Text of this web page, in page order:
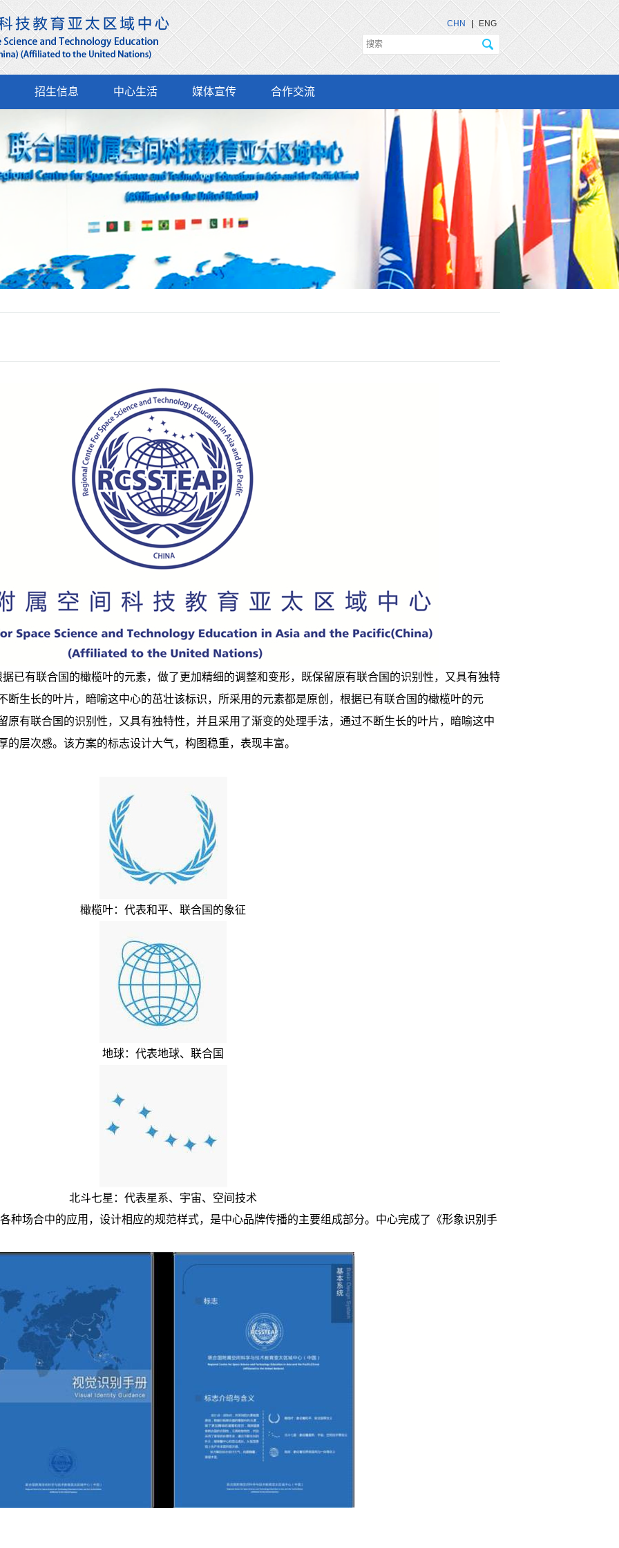
CHN | ENG
招生信息 中心生活 媒体宣传 合作交流
已有联合国的橄榄叶的元素，做了更加精细的调整和变形，既保留原有联合国的识别性，又具有独特
断生长的叶片，暗喻这中心的茁壮该标识，所采用的元素都是原创，根据已有联合国的橄榄叶的元
原有联合国的识别性，又具有独特性，并且采用了渐变的处理手法，通过不断生长的叶片，暗喻这中
层次感。该方案的标志设计大气，构图稳重，表现丰富。
橄榄叶：代表和平、联合国的象征
地球： 代表地球、联合国
北斗七星： 代表星系、宇宙、空间技术
种场合中的应用，设计相应的规范样式，是中心品牌传播的主要组成部分。中心完成了《形象识别手